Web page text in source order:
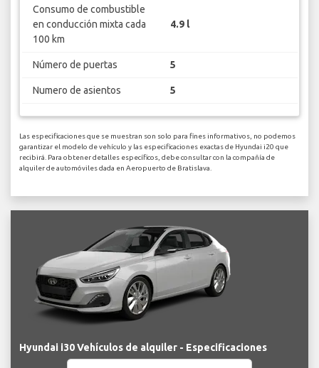
Consumo de combustible
en conducción mixta cada
100 km
4.9 l
Número de puertas 5
Numero de asientos 5
Las especificaciones que se muestran son solo para fines informativos, no podemos
garantizar el modelo de vehículo y las especificaciones exactas de Hyundai i20 que
recibirá. Para obtener detalles específicos, debe consultar con la compañía de
alquiler de automóviles dada en Aeropuerto de Bratislava.
Hyundai i30 Vehículos de alquiler - Especificaciones